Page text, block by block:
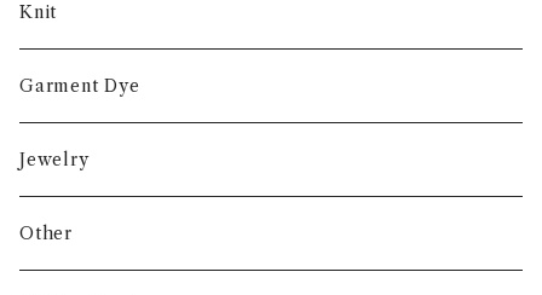
Knit
Garment Dye
Jewelry
Other